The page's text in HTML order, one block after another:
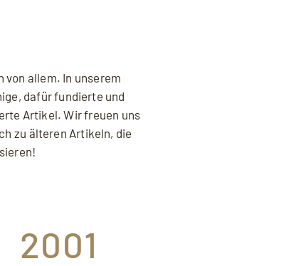
von allem. In unserem
dafür fundierte und
Artikel. Wir freuen uns
zu älteren Artikeln, die
2001
Sie die